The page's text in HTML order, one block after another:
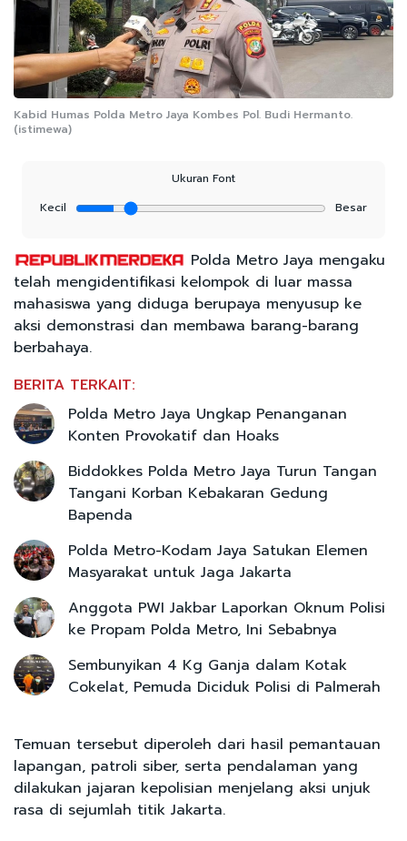
Kabid Humas Polda Metro Jaya Kombes Pol. Budi Hermanto.
(istimewa)
Ukuran Font
Kecil
Besar
Polda Metro Jaya mengaku
telah mengidentifikasi kelompok di luar massa
mahasiswa yang diduga berupaya menyusup ke
aksi demonstrasi dan membawa barang-barang
berbahaya.
BERITA TERKAIT:
Polda Metro Jaya Ungkap Penanganan
Konten Provokatif dan Hoaks
Biddokkes Polda Metro Jaya Turun Tangan
Tangani Korban Kebakaran Gedung
Bapenda
Polda Metro-Kodam Jaya Satukan Elemen
Masyarakat untuk Jaga Jakarta
Anggota PWI Jakbar Laporkan Oknum Polisi
ke Propam Polda Metro, Ini Sebabnya
Sembunyikan 4 Kg Ganja dalam Kotak
Cokelat, Pemuda Diciduk Polisi di Palmerah
Temuan tersebut diperoleh dari hasil pemantauan
lapangan, patroli siber, serta pendalaman yang
dilakukan jajaran kepolisian menjelang aksi unjuk
rasa di sejumlah titik Jakarta.